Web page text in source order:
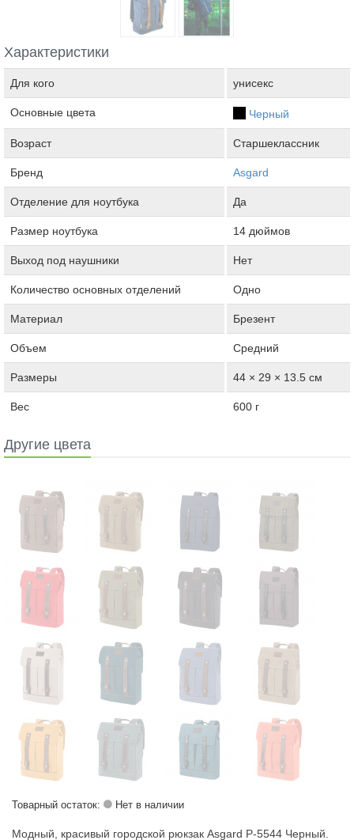
Характеристики
Для кого унисекс
Основные цвета Черный
Возраст Старшеклассник
Бренд Asgard
Отделение для ноутбука Да
Размер ноутбука 14 дюймов
Выход под наушники Нет
Количество основных отделений Одно
Материал Брезент
Объем Средний
Размеры 44 × 29 × 13.5 см
Вес 600 г
Другие цвета
Товарный остаток: Нет в наличии
Модный, красивый городской рюкзак Asgard Р-5544 Черный.